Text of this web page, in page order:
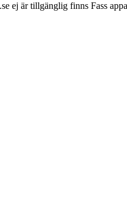
ej är tillgänglig finns Fass